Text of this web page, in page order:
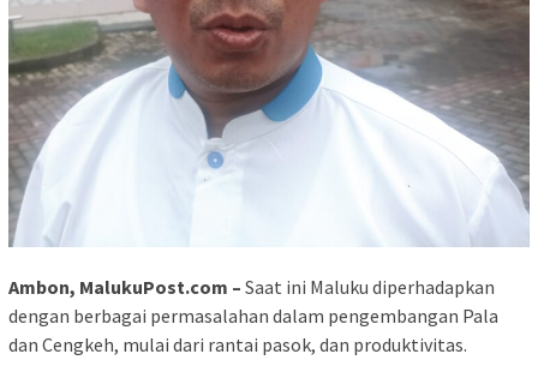
Ambon, MalukuPost.com – Saat ini Maluku diperhadapkan
dengan berbagai permasalahan dalam pengembangan Pala
dan Cengkeh, mulai dari rantai pasok, dan produktivitas.